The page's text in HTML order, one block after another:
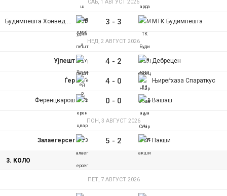
САБ, 1 АВГУСТ 2026
3 - 3 МТК Будимпешта
НЕД, 2 АВГУСТ 2026
Ујпешт 4 - 2 Дебрецен
Ѓер 4 - 0 Њиреѓхаза Спараткус
Ференцварош 0 - 0 Вашаш
ПОН, 3 АВГУСТ 2026
Залаегерсег 5 - 2 Пакши
3. КОЛО
ПЕТ, 7 АВГУСТ 2026